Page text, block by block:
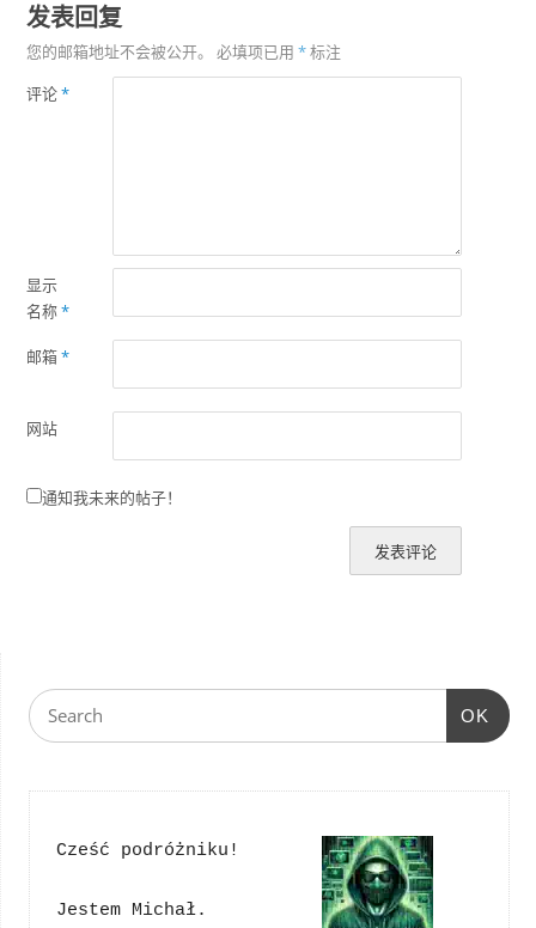
发表回复
您的邮箱地址不会被公开。 必填项已用 *标注
评论*
显示
名称*
邮箱*
网站
通知我未来的帖子！
OK
Cześć podróżniku!
Jestem Michał.